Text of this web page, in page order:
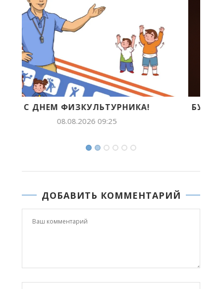
БУДУЩЕЕ ЯКУТИИ В ЛИЦАХ: ЛИЛИАНА
ПОПОВА ПОКОРЯЕТ...
ДОБАВИТЬ КОММЕНТАРИЙ